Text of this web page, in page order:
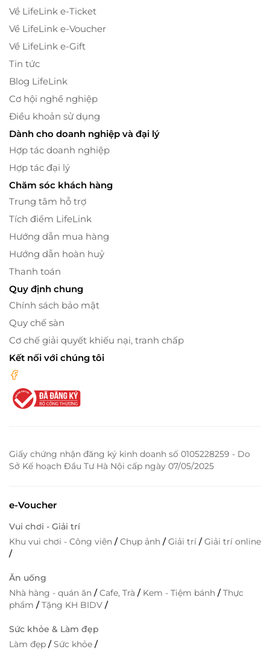
Về LifeLink e-Ticket
Về LifeLink e-Voucher
Về LifeLink e-Gift
Tin tức
Blog LifeLink
Cơ hội nghề nghiệp
Điều khoản sử dụng
Dành cho doanh nghiệp và đại lý
Hợp tác doanh nghiệp
Hợp tác đại lý
Chăm sóc khách hàng
Trung tâm hỗ trợ
Tích điểm LifeLink
Hướng dẫn mua hàng
Hướng dẫn hoàn huỷ
Thanh toán
Quy định chung
Chính sách bảo mật
Quy chế sàn
Cơ chế giải quyết khiếu nại, tranh chấp
Kết nối với chúng tôi
Giấy chứng nhận đăng ký kinh doanh số 0105228259 - Do
Sở Kế hoạch Đầu Tư Hà Nội cấp ngày 07/05/2025
e-Voucher
Vui chơi - Giải trí
Khu vui chơi - Công viên /Chụp ảnh /Giải trí /Giải trí online
/
Ăn uống
Nhà hàng - quán ăn /Cafe, Trà / Kem - Tiệm bánh /Thực
phẩm /Tặng KH BIDV /
Sức khỏe & Làm đẹp
Làm đẹp /Sức khỏe /